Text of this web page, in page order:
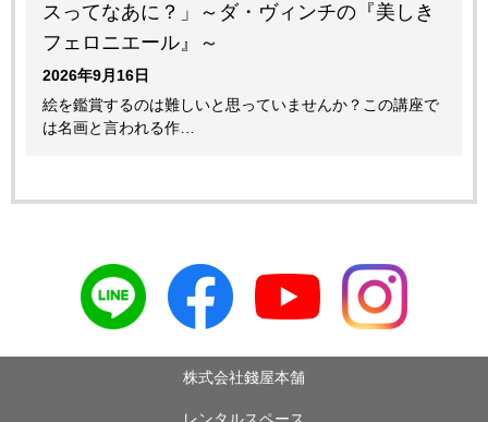
スってなあに？」～ダ・ヴィンチの『美しき
フェロニエール』～
2026年9月16日
絵を鑑賞するのは難しいと思っていませんか？この講座で
は名画と言われる作…
株式会社錢屋本舗